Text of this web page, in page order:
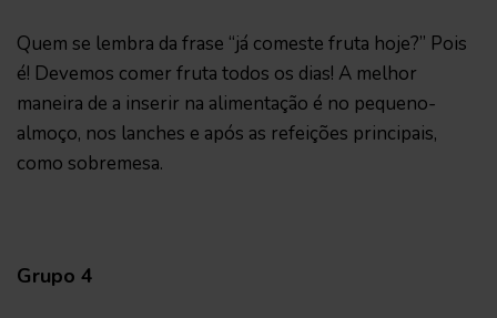
Quem se lembra da frase “já comeste fruta hoje?” Pois
é! Devemos comer fruta todos os dias! A melhor
maneira de a inserir na alimentação é no pequeno-
almoço, nos lanches e após as refeições principais,
como sobremesa.
Grupo 4